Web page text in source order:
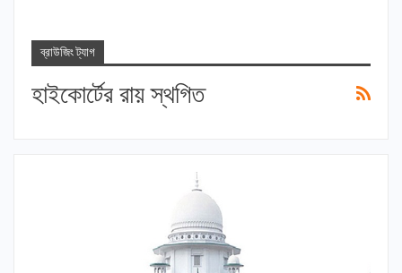
ব্রাউজিং ট্যাগ
হাইকোর্টের রায় স্থগিত